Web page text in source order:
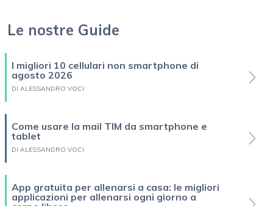
Le nostre Guide
I migliori 10 cellulari non smartphone di
agosto 2026
DI ALESSANDRO VOCI
Come usare la mail TIM da smartphone e
tablet
DI ALESSANDRO VOCI
App gratuita per allenarsi a casa: le migliori
applicazioni per allenarsi ogni giorno a